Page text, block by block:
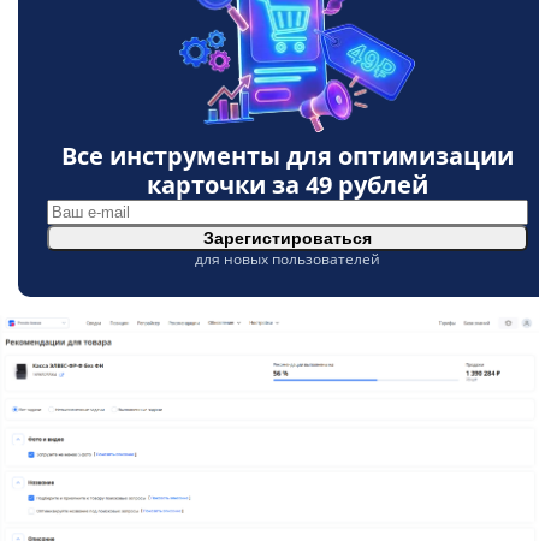
Все инструменты для оптимизации
карточки за 49 рублей
Зарегистироваться
для новых пользователей